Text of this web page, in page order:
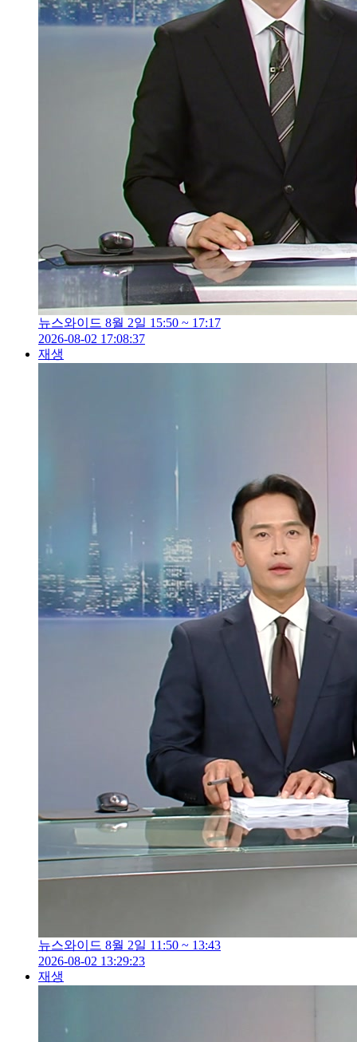
뉴스와이드 8월 2일 15:50 ~ 17:17
2026-08-02 17:08:37
재생
뉴스와이드 8월 2일 11:50 ~ 13:43
2026-08-02 13:29:23
재생